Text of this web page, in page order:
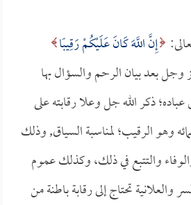
إِنَّ اللَّهَ كَانَ عَلَيْكُمْ رَقِيبًا
عز وجل بعد بيان الرحم والسؤال بها
ذكر الله جل وعلا رقابته على
وهو الرقيب؛ لمناسبة السياق, وذلك
والتتبع في ذلك، وكذلك عموم
تحتاج إلى رقابة باطنة من